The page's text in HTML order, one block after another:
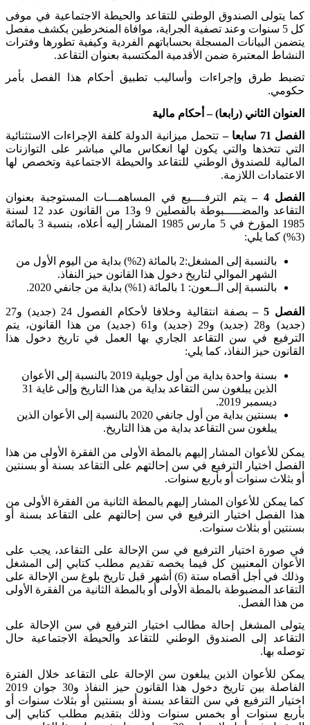
كما يتولى الصندوق الوطني للتقاعد والحيطة الاجتماعية في موفى
كل 5 سنوات وعند تصفية الجراية، موافاة المنخرطين بكشف مفصل
يتضمن البيانات المسجلة بحساباتهم الفردية وكيفية تطورها وفترات
النشاط المعتبرة ضمن الأقدمية المكتسبة بعنوان التقاعد.
تضبط طرق وإجراءات وأساليب تطبيق أحكام هذا الفصل بأمر
حكومي.
العنوان الثاني (رابعا) – أحكام مالية
الفصل 71 سابعا –
تتحمل ميزانية الدولة كلفة الإجراءات الاستثنائية
التي تتخذها والتي يكون لها انعكاس مالي مباشر على التوازنات
المالية للصندوق الوطني للتقاعد والحيطة الاجتماعية وتخصص لها
الاعتمادات اللازمة.
الفصل 4 –
يتم الترفــــيع في المساهمـــات المستوجبة بعنوان
التقاعد والمضـــــبوطة بالفصلين 9 و13 من القانون عدد 12 لسنة
1985 المؤرخ في 5 مارس 1985 المشار إليه أعلاه، بنسبة 3 بالمائة
(3%) كما يلي
:
بالنسبة إلى المشغل:2
بالمائة (2%) بداية من اليوم الأول من
الشهر الموالي لتاريخ دخول هذا القانون حيز النفاذ.
بالنسبة إلى الــعون: 1 بالمائة (1%) بداية من جانفي 2020
.
الفصل 5 –
بصفة انتقالية وخلافا لأحكام الفصول 24 (جديد) و27
(جديد) و28 (جديد) و29 (جديد) و61 (جديد) من هذا القانون، يتم
الترفيع في سن التقاعد الجاري بها العمل في تاريخ دخول هذا
القانون حيز النفاذ، كما يلي:
بسنة واحدة بداية من أول جويلية 2019 بالنسبة إلى الأعوان
الذين يبلغون سن التقاعد بداية من هذا التاريخ وإلى غاية 31
ديسمبر 2019
.
بسنتين بداية من أول جانفي 2020 بالنسبة إلى الأعوان الذين
يبلغون سن التقاعد بداية من هذا التاريخ.
يمكن للأعوان المشار إليهم بالمطة الأولى من الفقرة الأولى من هذا
الفصل اختيار الترفيع في سن إحالتهم على التقاعد بسنة أو بسنتين
أو بثلاث سنوات أو بأربع سنوات.
كما يمكن للأعوان المشار إليهم بالمطة الثانية من الفقرة الأولى من
هذا الفصل اختيار الترفيع في سن إحالتهم على التقاعد بسنة أو
بسنتين أو بثلاث سنوات.
في صورة اختيار الترفيع في سن الإحالة على التقاعد، يجب على
الأعوان المعنيين كل فيما يخصه تقديم مطلب كتابي إلى المشغل
وذلك في أجل أقصاه ستة (6) أشهر قبل تاريخ بلوغ سن الإحالة على
التقاعد المضبوطة بالمطة الأولى أو بالمطة الثانية من الفقرة الأولى
من هذا الفصل.
يتولى المشغل إحالة مطالب اختيار الترفيع في سن الإحالة على
التقاعد إلى الصندوق الوطني للتقاعد والحيطة الاجتماعية حال
توصله بها.
يمكن للأعوان الذين يبلغون سن الإحالة على التقاعد خلال الفترة
الفاصلة بين تاريخ دخول هذا القانون حيز النفاذ و30 جوان 2019
اختيار الترفيع في سن التقاعد بسنة أو بسنتين أو بثلاث سنوات أو
بأربع سنوات أو بخمس سنوات وذلك بتقديم مطلب كتابي إلى